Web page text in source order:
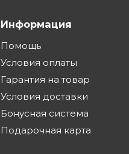
Информация
Помощь
Условия оплаты
Гарантия на товар
Условия доставки
Бонусная система
Подарочная карта